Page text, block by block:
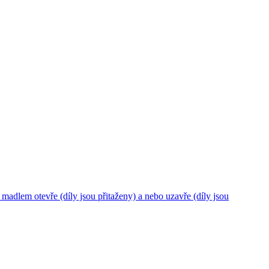
otevře (díly jsou přitaženy) a nebo uzavře (díly jsou